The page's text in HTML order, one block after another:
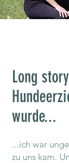
Long
wurde...
...ich war
zu uns kam.